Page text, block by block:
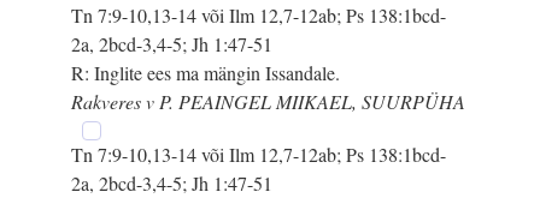
Tn 7:9-10,13-14 või Ilm 12,7-12ab; Ps 138:1bcd-
2a, 2bcd-3,4-5; Jh 1:47-51
R: Inglite ees ma mängin Issandale.
Rakveres v P. PEAINGEL MIIKAEL, SUURPÜHA
Tn 7:9-10,13-14 või Ilm 12,7-12ab; Ps 138:1bcd-
2a, 2bcd-3,4-5; Jh 1:47-51